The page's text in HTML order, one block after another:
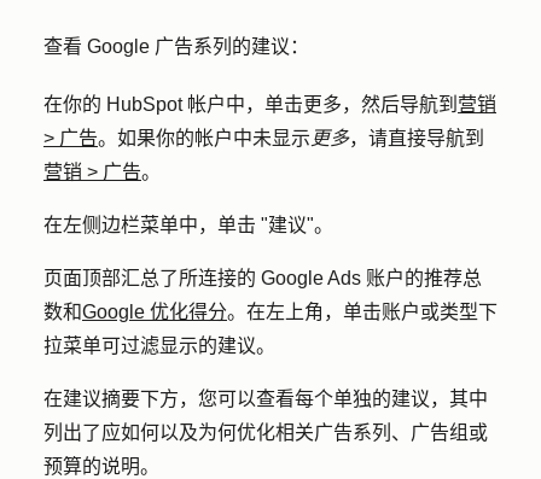
查看 Google 广告系列的建议：
在你的 HubSpot 帐户中，单击更多，然后导航到 营销
> 广告。如果你的帐户中未显示 更多，请直接导航到
营销 > 广告。
在左侧边栏菜单中，单击 "建议"。
页面顶部汇总了所连接的 Google Ads 账户的推荐总
数和Google 优化得分。在左上角，单击账户或类型下
拉菜单可过滤显示的建议。
在建议摘要下方，您可以查看每个单独的建议，其中
列出了应如何以及为何优化相关广告系列、广告组或
预算的说明。